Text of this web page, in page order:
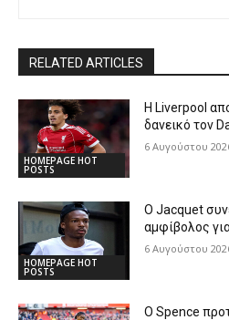
RELATED ARTICLES
HOMEPAGE HOT
POSTS
Η Liverpool
δανεικό τον
6 Αυγούστου
HOMEPAGE HOT
POSTS
Ο Jacquet
αμφίβολος
6 Αυγούστου
Ο Spence